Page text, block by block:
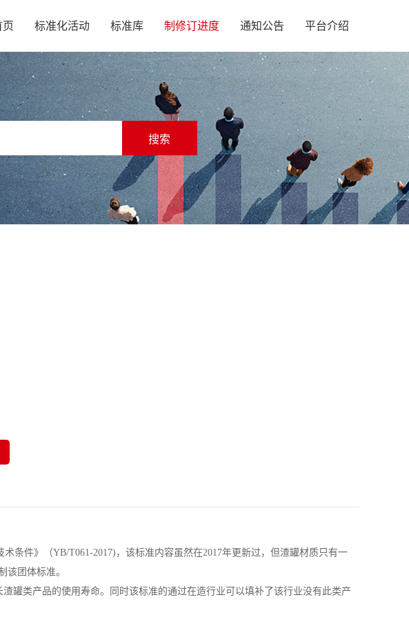
页 标准化活动 标准库 制修订进度 通知公告 平台介绍
搜索
条件》（YB/T061-2017)，该标准内容虽然在2017年更新过，但渣罐材质只有一
该团体标准。
罐类产品的使用寿命。同时该标准的通过在造行业可以填补了该行业没有此类产